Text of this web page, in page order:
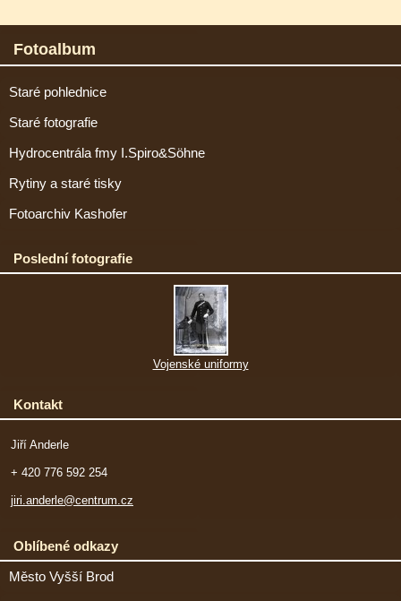
Fotoalbum
Staré pohlednice
Staré fotografie
Hydrocentrála fmy I.Spiro&Söhne
Rytiny a staré tisky
Fotoarchiv Kashofer
Poslední fotografie
Vojenské uniformy
Kontakt
Jiří Anderle
+ 420 776 592 254
jiri.anderle@centrum.cz
Oblíbené odkazy
Město Vyšší Brod